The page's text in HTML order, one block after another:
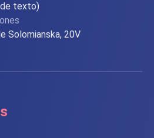
texto)
Solomianska, 20V